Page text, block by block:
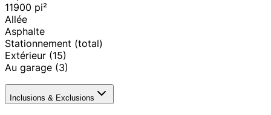
11900 pi²
Allée
Asphalte
Stationnement (total)
Extérieur (15)
Au garage (3)
Inclusions & Exclusions